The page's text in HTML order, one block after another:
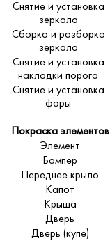
Снятие и установка
зеркала
Сборка и разборка
зеркала
Снятие и установка
накладки порога
Снятие и установка
фары
Покраска элементов
Элемент
Бампер
Переднее крыло
Капот
Крыша
Дверь
Дверь (купе)